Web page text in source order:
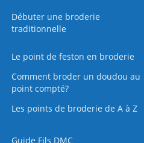
Débuter une broderie
traditionnelle
Le point de feston en broderie
Comment broder un doudou au
point compté?
Les points de broderie de A à Z
Guide Fils DMC